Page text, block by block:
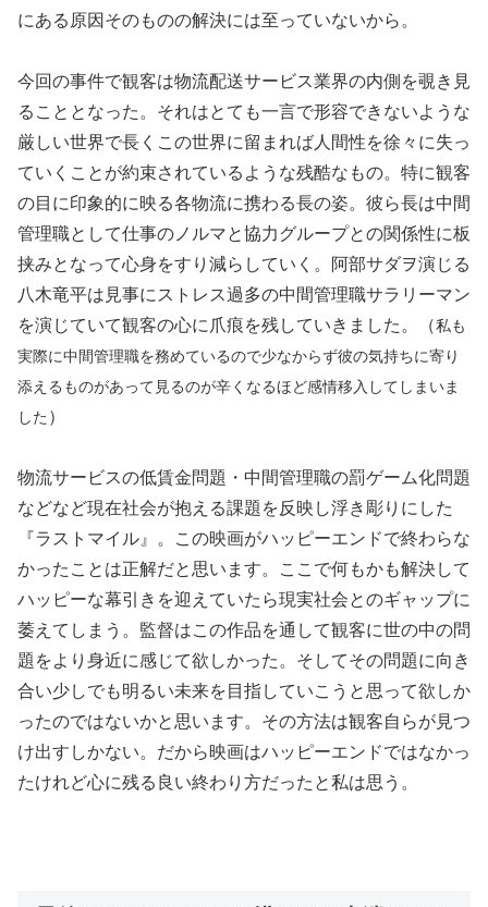
にある原因そのものの解決には至っていないから。
今回の事件で観客は物流配送サービス業界の内側を覗き見
ることとなった。それはとても一言で形容できないような
厳しい世界で長くこの世界に留まれば人間性を徐々に失っ
ていくことが約束されているような残酷なもの。特に観客
の目に印象的に映る各物流に携わる長の姿。彼ら長は中間
管理職として仕事のノルマと協力グループとの関係性に板
挟みとなって心身をすり減らしていく。阿部サダヲ演じる
八木竜平は見事にストレス過多の中間管理職サラリーマン
を演じていて観客の心に爪痕を残していきました。（私も
実際に中間管理職を務めているので少なからず彼の気持ちに寄り
添えるものがあって見るのが辛くなるほど感情移入してしまいま
した ）
物流サービスの低賃金問題・中間管理職の罰ゲーム化問題
などなど現在社会が抱える課題を反映し浮き彫りにした
『ラストマイル』。この映画がハッピーエンドで終わらな
かったことは正解だと思います。ここで何もかも解決して
ハッピーな幕引きを迎えていたら現実社会とのギャップに
萎えてしまう。監督はこの作品を通して観客に世の中の問
題をより身近に感じて欲しかった。そしてその問題に向き
合い少しでも明るい未来を目指していこうと思って欲しか
ったのではないかと思います。その方法は観客自らが見つ
け出すしかない。だから映画はハッピーエンドではなかっ
たけれど心に残る良い終わり方だったと私は思う。